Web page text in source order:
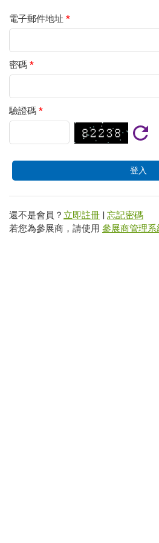
電子郵件地址 *
密碼 *
驗證碼 *
還不是會員？ 立即註冊 | 忘記密碼
若您為參展商，請使用 參展商管理系